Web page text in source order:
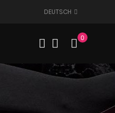
DEUTSCH
0